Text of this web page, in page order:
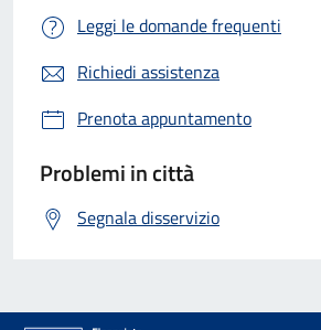
Leggi le domande frequenti
Richiedi assistenza
Prenota appuntamento
Problemi in città
Segnala disservizio